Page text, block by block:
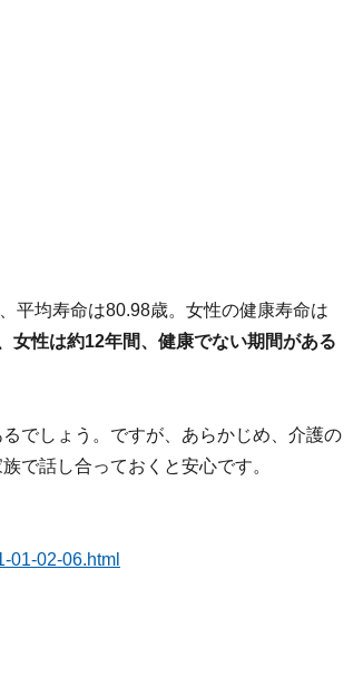
平均寿命は80.98歳。女性の健康寿命は
女性は約12年間、健康でない期間がある
でしょう。ですが、あらかじめ、介護の
で話し合っておくと安心です。
01-02-06.html